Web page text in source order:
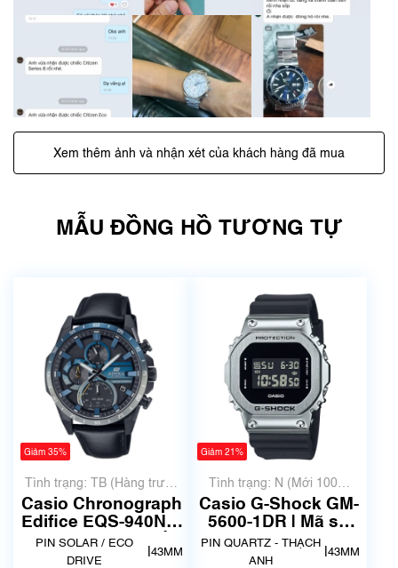
Xem thêm ảnh và nhận xét của khách hàng đã mua
MẪU ĐỒNG HỒ TƯƠNG TỰ
Giảm 35%
Tình trạng: TB (Hàng trưng
bày, thanh lý)
Casio Chronograph
Edifice EQS-940NL-
1AVUDF | Mã số
9571
PIN SOLAR / ECO
DRIVE
43MM
Giảm 21%
Tình trạng: N (Mới 100%
chưa qua sử dụng)
Casio G-Shock GM-
5600-1DR | Mã số
7050
PIN QUARTZ - THẠCH
ANH
43MM